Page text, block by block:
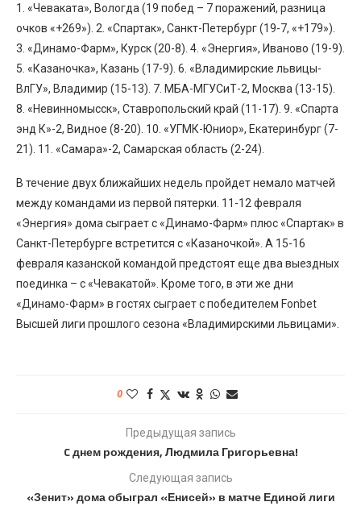
1. «Чеваката», Вологда (19 побед – 7 поражений, разница
очков «+269»). 2. «Спартак», Санкт-Петербург (19-7, «+179»).
3. «Динамо-Фарм», Курск (20-8). 4. «Энергия», Иваново (19-9).
5. «Казаночка», Казань (17-9). 6. «Владимирские львицы-
ВлГУ», Владимир (15-13). 7. МБА-МГУСиТ-2, Москва (13-15).
8. «Невинномысск», Ставропольский край (11-17). 9. «Спарта
энд К»-2, Видное (8-20). 10. «УГМК-Юниор», Екатеринбург (7-
21). 11. «Самара»-2, Самарская область (2-24).
В течение двух ближайших недель пройдет немало матчей
между командами из первой пятерки. 11-12 февраля
«Энергия» дома сыграет с «Динамо-Фарм» плюс «Спартак» в
Санкт-Петербурге встретится с «Казаночкой». А 15-16
февраля казанской командой предстоят еще два выездных
поединка – с «Чевакатой». Кроме того, в эти же дни
«Динамо-Фарм» в гостях сыграет с победителем Fonbet
Высшей лиги прошлого сезона «Владимирскими львицами».
0
Предыдущая запись
C днем рождения, Людмила Григорьевна!
Следующая запись
«Зенит» дома обыграл «Енисей» в матче Единой лиги